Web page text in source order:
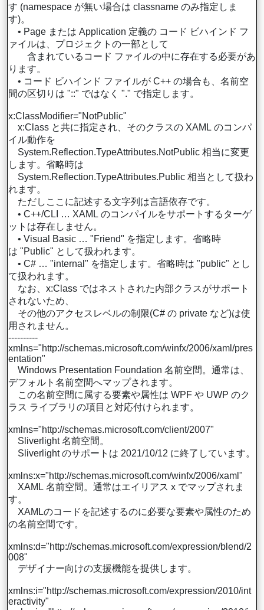
す (namespace が無い場合は classname のみ指定しま
す)。
• Page または Application 定義の コード ビハインド フ
ァイルは、プロジェクトの一部として
含まれているコード ファイルの中に存在する必要があ
ります。
• コード ビハインド ファイルが C++ の場合も、名前空
間の区切りは "::" ではなく "." で指定します。
x:ClassModifier="NotPublic"
x:Class と共に指定され、そのクラスの XAML のコンパ
イル動作を
System.Reflection.TypeAttributes.NotPublic 相当に変更
します。省略時は
System.Reflection.TypeAttributes.Public 相当として扱わ
れます。
ただしここに記述する文字列は言語依存です。
• C++/CLI … XAML のコンパイルをサポートするターゲ
ットは存在しません。
• Visual Basic … "Friend" を指定します。省略時
は "Public" として扱われます。
• C# … "internal" を指定します。省略時は "public" とし
て扱われます。
なお、x:Class ではネストされた内部クラスがサポート
されないため、
その他のアクセスレベルの制限(C# の private など)は使
用されません。
----------
xmlns="http://schemas.microsoft.com/winfx/2006/xaml/pres
entation"
Windows Presentation Foundation 名前空間。通常は、
デフォルト名前空間へマップされます。
この名前空間に属する要素や属性は WPF や UWP のク
ラス ライブラリの項目と対応付けられます。
xmlns="http://schemas.microsoft.com/client/2007"
Sliverlight 名前空間。
Sliverlight のサポートは 2021/10/12 に終了しています。
xmlns:x="http://schemas.microsoft.com/winfx/2006/xaml"
XAML 名前空間。通常はエイリアス x でマップされま
す。
XAMLのコードを記述するのに必要な要素や属性のため
の名前空間です。
xmlns:d="http://schemas.microsoft.com/expression/blend/2
008"
デザイナー向けの支援機能を提供します。
xmlns:i="http://schemas.microsoft.com/expression/2010/int
eractivity"